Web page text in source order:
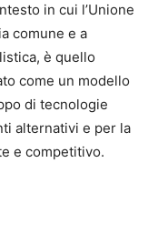
in cui l’Unione
comune e a
è quello
come un modello
di tecnologie
alternativi e per la
e competitivo.